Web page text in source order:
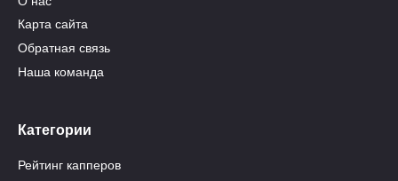
Карта сайта
Обратная связь
Наша команда
Категории
Рейтинг капперов